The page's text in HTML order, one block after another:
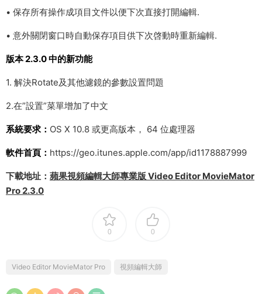
• 保存所有操作成項目文件以便下次直接打開編輯.
• 意外關閉窗口時自動保存項目供下次啓動時重新編輯.
版本 2.3.0 中的新功能
1. 解決Rotate及其他濾鏡的參數設置問題
2.在”設置”菜單增加了中文
系統要求： OS X 10.8 或更高版本， 64 位處理器
軟件首頁： https://geo.itunes.apple.com/app/id1178887999
下載地址： 蘋果視頻編輯大師專業版 Video Editor MovieMator
Pro 2.3.0
0 0
Video Editor MovieMator Pro 視頻編輯大師